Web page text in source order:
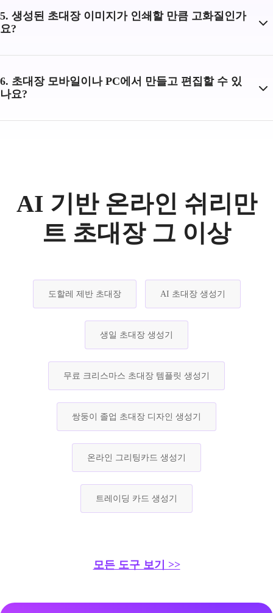
5. 생성된 초대장 이미지가 인쇄할 만큼 고화질인가
요?
6. 초대장 모바일이나 PC에서 만들고 편집할 수 있
나요?
AI 기반 온라인 쉬리만
트 초대장 그 이상
도할레 제반 초대장 AI 초대장 생성기
생일 초대장 생성기
무료 크리스마스 초대장 템플릿 생성기
쌍둥이 졸업 초대장 디자인 생성기
온라인 그리팅카드 생성기
트레이딩 카드 생성기
모든 도구 보기 >>